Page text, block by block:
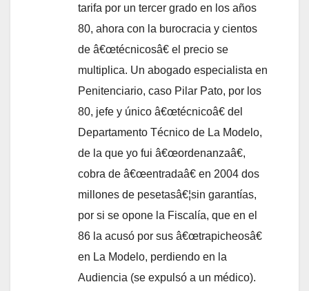
tarifa por un tercer grado en los años
80, ahora con la burocracia y cientos
de â€œtécnicosâ€ el precio se
multiplica. Un abogado especialista en
Penitenciario, caso Pilar Pato, por los
80, jefe y único â€œtécnicoâ€ del
Departamento Técnico de La Modelo,
de la que yo fui â€œordenanzaâ€,
cobra de â€œentradaâ€ en 2004 dos
millones de pesetasâ€¦sin garantí­as,
por si se opone la Fiscalí­a, que en el
86 la acusó por sus â€œtrapicheosâ€
en La Modelo, perdiendo en la
Audiencia (se expulsó a un médico).